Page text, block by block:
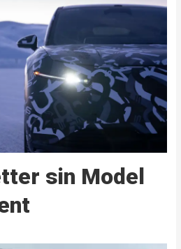
sin Model